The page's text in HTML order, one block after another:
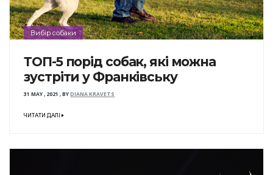
Вибір собаки
ТОП-5 порід собак, які можна
зустріти у Франківську
31 MAY , 2021 ,BYDIANA KRAVETS
ЧИТАТИ ДАЛІ